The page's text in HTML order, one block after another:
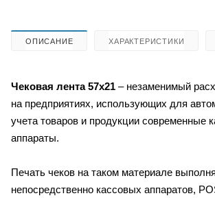
ОПИСАНИЕ ХАРАКТЕРИСТИКИ
Чековая лента 57х21 – незаменимый
на предприятиях, использующих для
учета товаров и продукции современные
аппараты.
Печать чеков на таком материале
непосредственно кассовых аппаратов,